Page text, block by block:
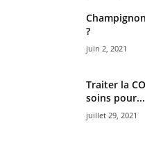
?
juin 2, 2021
Traiter la
soins pour...
juillet 29, 2021